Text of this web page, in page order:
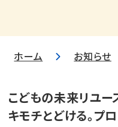
ホーム お知らせ
こどもの未来リユー
キモチとどける。プ